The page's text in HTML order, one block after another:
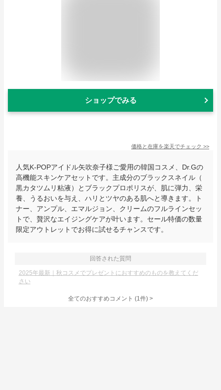
ショップでみる
価格と在庫を楽天でチェック >>
人気K-POPアイドル矢吹奈子様ご愛用の韓国コスメ、Dr.Gの
高機能スキンケアセットです。主成分のブラックスネイル（
黒カタツムリ粘液）とブラックプロポリスが、肌に弾力、栄
養、うるおいを与え、ハリとツヤのある肌へと導きます。ト
ナー、アンプル、エマルジョン、クリームのフルラインセッ
トで、贅沢なエイジングケアが叶います。セール特価の数量
限定アウトレットでお得に試せるチャンスです。
回答された質問
2025年最新｜秋コスメでプレゼントにおすすめのものを教えてくだ
さい
全てのおすすめコメント (1件) >